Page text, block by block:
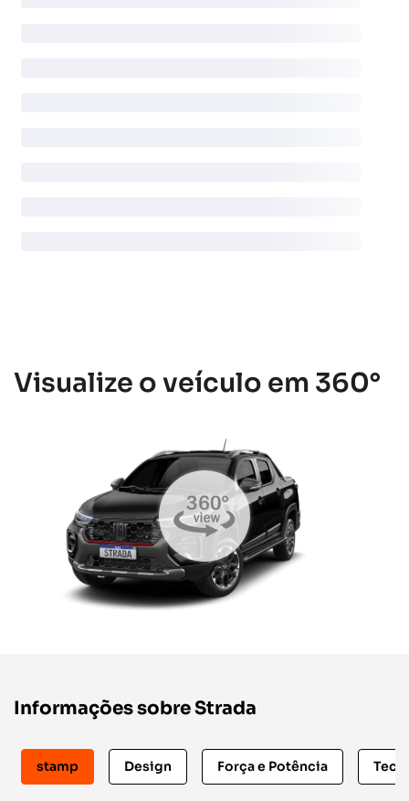
Visualize o veículo em 360°
Informações sobre Strada
stamp Design Força e Potência